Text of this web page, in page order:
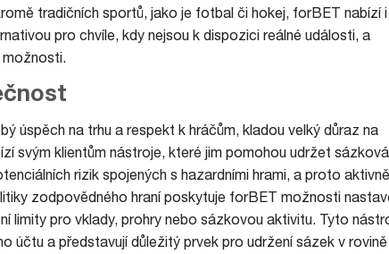
tradičních sportů, jako je fotbal či hokej, forBET nabízí i
pro chvíle, kdy nejsou k dispozici reálné události, a
možnosti.
úspěch na trhu a respekt k hráčům, kladou velký důraz na
svým klientům nástroje, které jim pomohou udržet
rizik spojených s hazardními hrami, a proto aktivně
zodpovědného hraní poskytuje forBET možnosti
limity pro vklady, prohry nebo sázkovou aktivitu. Tyto
účtu a představují důležitý prvek pro udržení sázek v rovině